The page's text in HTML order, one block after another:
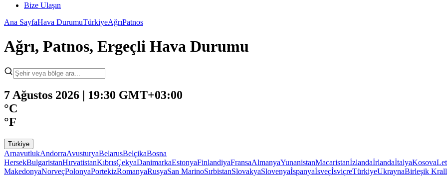
Bize Ulaşın
Ana SayfaHava DurumuTürkiyeAğrıPatnos
Ağrı, Patnos, Ergeçli Hava Durumu
7 Ağustos 2026 | 19:30 GMT+03:00
°C
°F
Türkiye
ArnavutlukAndorraAvusturyaBelarusBelçikaBosna
HersekBulgaristanHırvatistanKıbrısÇekyaDanimarkaEstonyaFinlandiyaFransaAlmanyaYunanistanMacaristanİzlandaİrlandaİtalyaKosova
MakedonyaNorveçPolonyaPortekizRomanyaRusyaSan MarinoSırbistanSlovakyaSlovenyaİspanyaİsveçİsviçreTürkiyeUkraynaBirleşik